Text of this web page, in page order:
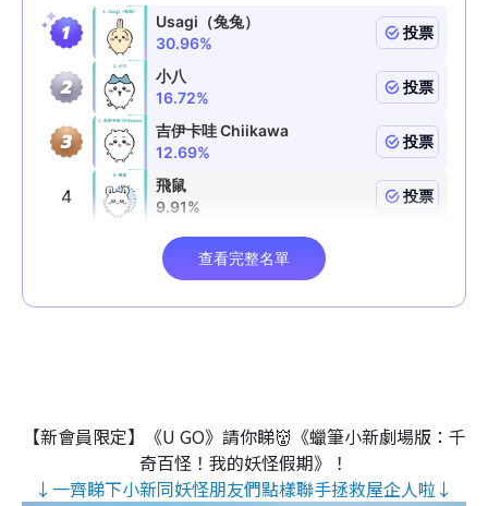
【新會員限定】《U GO》請你睇👹《蠟筆小新劇場版：千
奇百怪！我的妖怪假期》！
↓一齊睇下小新同妖怪朋友們點樣聯手拯救屋企人啦↓